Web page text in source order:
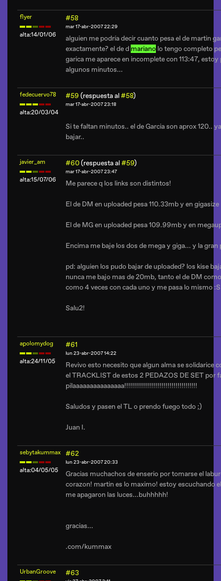
flyer
alta:14/01/06
#58
mar 17-abr-2007 22:29
alguien me podría decir cuanto pesa el de martin
exactamente? el de d mariano lo tengo completo
garica me aparece en incomplete con 113:47,
algunos minutos...
fedecuervo78
alta:20/03/04
#59 (respuesta al#58)
mar 17-abr-2007 23:18
Si te faltan minutos.. el de Garcia son aprox 120..
bajar..
javier_am
alta:15/07/06
#60(respuesta al#59)
mar 17-abr-2007 23:47
Me parece q los links son distintos!
El de DM en uploaded pesa 110.33mb y en
El de MG en uploaded pesa 109.99mb y en
Encima me baje los dos de mega y giga... y la gran
pd: alguien los pudo bajar de uploaded? los kise
nunca me bajo mas de 20mb, tanto el de DM
como 4 veces con cada uno y me pasa lo mismo
Salu2!
apolomydog
alta:24/11/05
#61
lun 23-abr-2007 14:22
Revivo esto necesito que algun alma se solidarice
el TRACKLIST de estos 2 PEDAZOS DE SET por
pilaaaaaaaaaaaaaaa!!!!!!!!!!!!!!!!!!!!!!!!!!!!!!!!!!!!!
Saludos y pasen el TL o prendo fuego todo ;)
Juan I.
sebytakummax
alta:04/05/05
#62
lun 23-abr-2007 20:33
Gracias muchachos de enserio por tomarse el
corazon! martin es lo maximo! estoy escuchando
me apagaron las luces...buhhhhh!
gracias...
.com/kummax
UrbanGroove #63